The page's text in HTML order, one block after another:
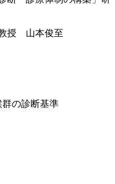
授 山本俊至
群の診断基準